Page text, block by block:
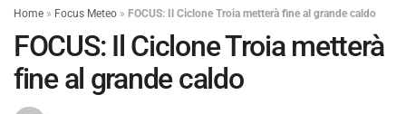
Home » Focus Meteo » FOCUS: Il Ciclone Troia metterà fine al grande caldo
FOCUS: Il Ciclone Troia metterà
fine al grande caldo